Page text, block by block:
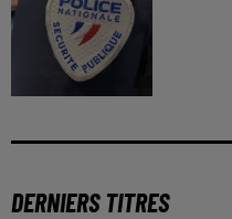
DERNIERS TITRES